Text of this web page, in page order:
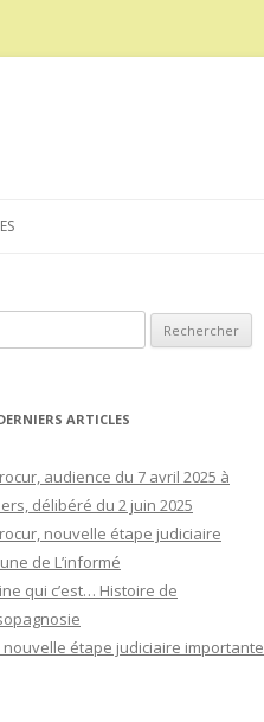
ARTICLES
audience du 7 avril 2025 à
délibéré du 2 juin 2025
nouvelle étape judiciaire
de L’informé
qui c’est… Histoire de
nouvelle étape judiciaire importante